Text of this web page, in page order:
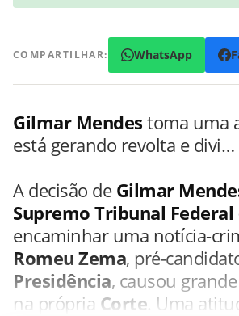
COMPARTILHAR: WhatsApp
Gilmar Mendes toma uma
está gerando revolta e divi…
A decisão de Gilmar
Supremo Tribunal Federal
encaminhar uma notícia-
Romeu Zema, pré-
Presidência, causou
na própria Corte . Uma